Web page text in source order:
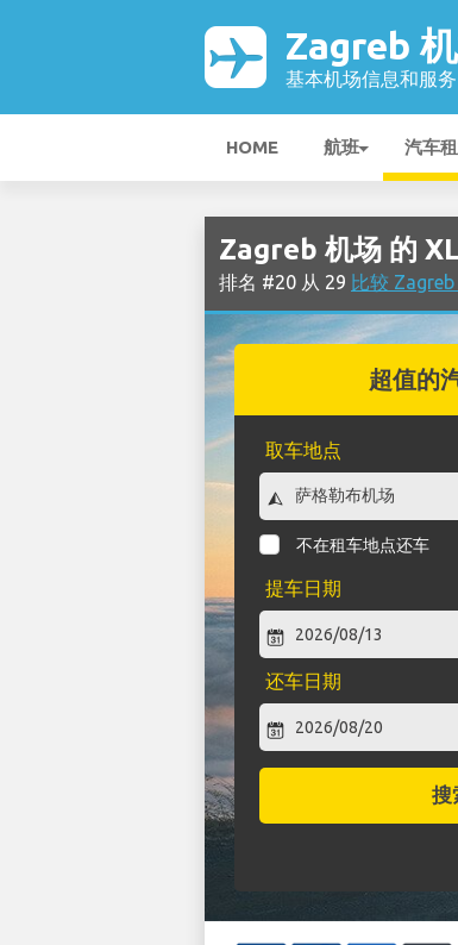
Zagreb
基本机场信息和服务
HOME 航班 汽车
Zagreb 机场 的
排名 #20 从 29 比较
超值的
取车地点
不在租车地点还车
提车日期
还车日期
搜